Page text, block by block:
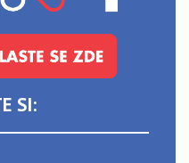
SI: